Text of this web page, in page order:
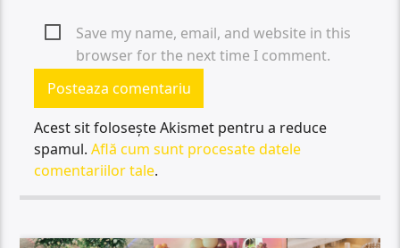
Save my name, email, and website in this
browser for the next time I comment.
Acest sit folosește Akismet pentru a reduce
spamul.Află cum sunt procesate datele
comentariilor tale.